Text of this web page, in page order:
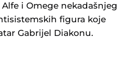
i Omege nekadašnjeg
figura koje
Gabrijel Diakonu.